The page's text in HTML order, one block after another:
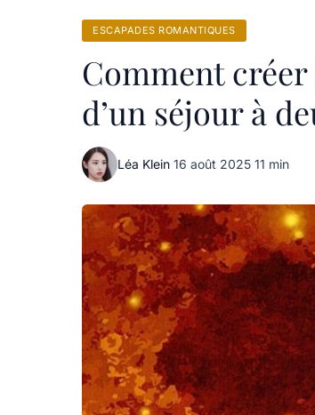
ESCAPADES ROMANTIQUES
Comment
d’un séjour à
Léa Klein·16 août 2025·11 min